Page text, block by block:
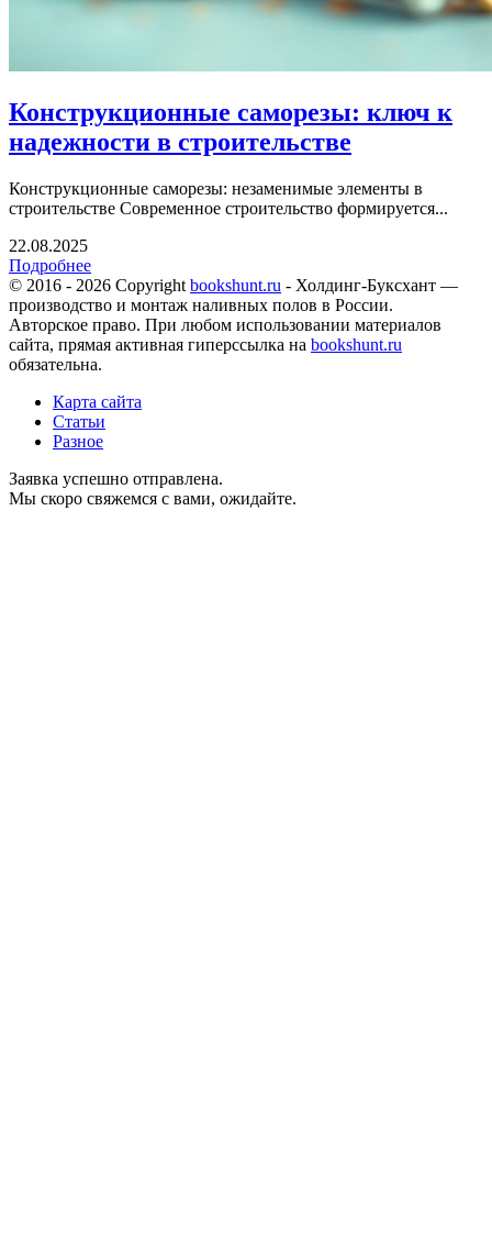
Конструкционные саморезы: ключ к
надежности в строительстве
Конструкционные саморезы: незаменимые элементы в
строительстве Современное строительство формируется...
22.08.2025
Подробнее
© 2016 - 2026 Copyright bookshunt.ru - Холдинг-Буксхант —
производство и монтаж наливных полов в России.
Авторское право. При любом использовании материалов
сайта, прямая активная гиперссылка на bookshunt.ru
обязательна.
Карта сайта
Статьи
Разное
Заявка успешно отправлена.
Мы скоро свяжемся с вами, ожидайте.